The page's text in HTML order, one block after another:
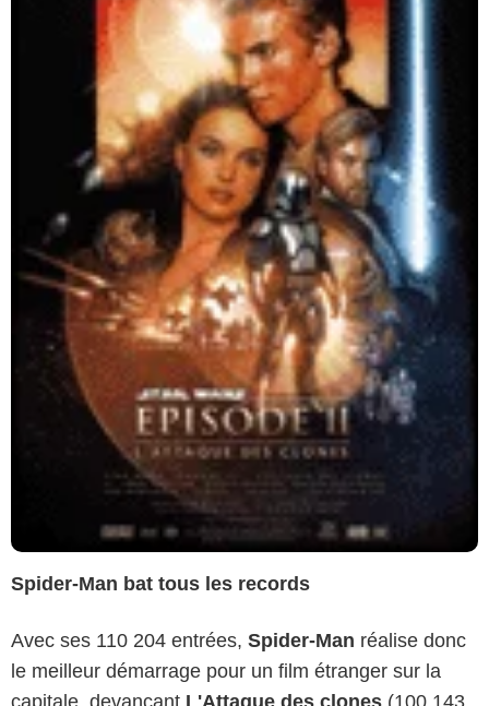
Spider-Man bat tous les records
Avec ses 110 204 entrées, Spider-Man réalise donc
le meilleur démarrage pour un film étranger sur la